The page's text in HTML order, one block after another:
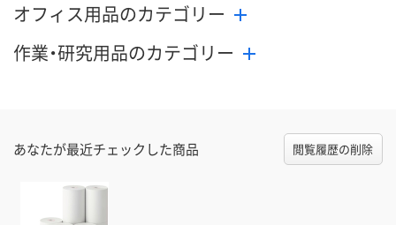
オフィス用品のカテゴリー
作業・研究用品のカテゴリー
あなたが最近チェックした商品 閲覧履歴の削除